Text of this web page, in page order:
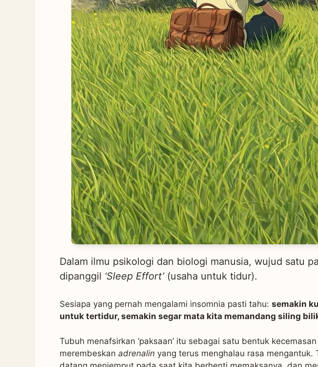
Dalam ilmu psikologi dan biologi manusia, wujud satu
dipanggil ‘Sleep Effort’(usaha untuk tidur).
Sesiapa yang pernah mengalami insomnia pasti tahu: semakin
untuk tertidur, semakin segar mata kita memandang siling
Tubuh menafsirkan ‘paksaan’ itu sebagai satu bentuk
merembeskan adrenalin yang terus menghalau rasa mengantuk.